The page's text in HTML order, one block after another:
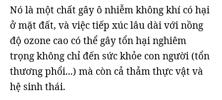
Nó là một chất gây ô nhiễm không khí có hại
ở mặt đất, và việc tiếp xúc lâu dài với nồng
độ ozone cao có thể gây tổn hại nghiêm
trọng không chỉ đến sức khỏe con người (tổn
thương phổi...) mà còn cả thảm thực vật và
hệ sinh thái.